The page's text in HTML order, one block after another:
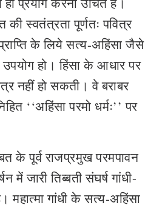
स्वतंत्रता पूर्णतः पवित्र
के लिये सत्य-अहिंसा जैसे
उपयोग हो। हिंसा के आधार पर
नहीं हो सकती। वे बराबर
‘‘अहिंसा परमो धर्मः’’ पर
के पूर्व राजप्रमुख परमपावन
में जारी तिब्बती संघर्ष गांधी-
महात्मा गांधी के सत्य-अहिंसा